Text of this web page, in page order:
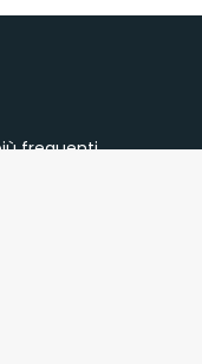
frequenti